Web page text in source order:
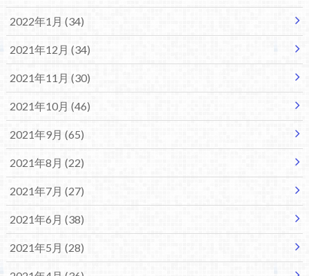
2022年1月 (34)
2021年12月 (34)
2021年11月 (30)
2021年10月 (46)
2021年9月 (65)
2021年8月 (22)
2021年7月 (27)
2021年6月 (38)
2021年5月 (28)